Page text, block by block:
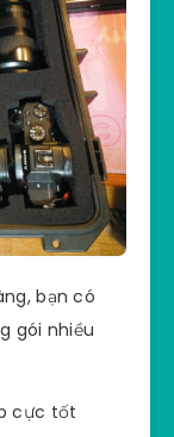
bạn có
gói nhiều
cực tốt